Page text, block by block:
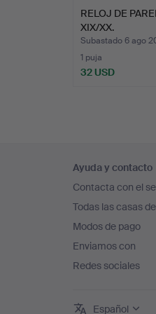
RELOJ DE
XIX/XX.
Subastado 6 ago
1 puja
32 USD
en
el
pie
de
página
Ayuda y contacto
Contacta con el
Todas las casas
Modos de pago
Enviamos con
Redes sociales
Español